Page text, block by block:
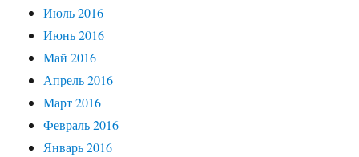
Июль 2016
Июнь 2016
Май 2016
Апрель 2016
Март 2016
Февраль 2016
Январь 2016